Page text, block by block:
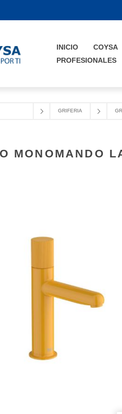
INICIO COYSA
PROFESIONALES
GRIFERIA
MONOMANDO